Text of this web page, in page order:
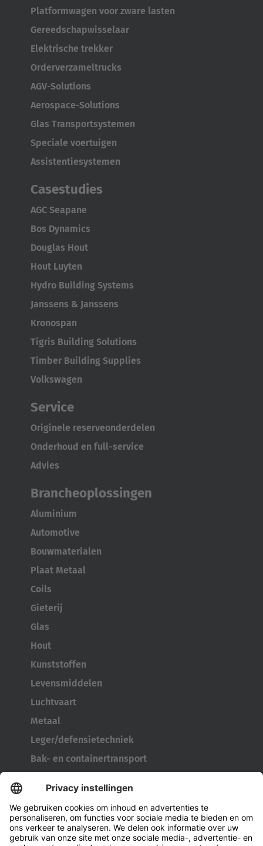
AMERICA
Brasil
Português
United States
English
ASIA/PACIFIC
English
Japan
Japanese
Türkiye
Türkçe
Platformwagen voor zware lasten
Gereedschapwisselaar
Elektrische trekker
Orderverzameltrucks
AGV-Solutions
Aerospace-Solutions
Glas Transportsystemen
Speciale voertuigen
Assistentiesystemen
Casestudies
AGC Seapane
Bos Dynamics
Douglas Hout
Hout Luyten
Hydro Building Systems
Janssens & Janssens
Kronospan
Tigris Building Solutions
Timber Building Supplies
Volkswagen
Service
Originele reserveonderdelen
Onderhoud en full-service
Advies
Brancheoplossingen
Aluminium
Automotive
Bouwmaterialen
Plaat Metaal
Coils
Gieterij
Glas
Hout
Kunststoffen
Levensmiddelen
Luchtvaart
Metaal
Leger/defensietechniek
Bak- en containertransport
Kabelhaspeltransporter
Deuren en ramen
Bedrijf